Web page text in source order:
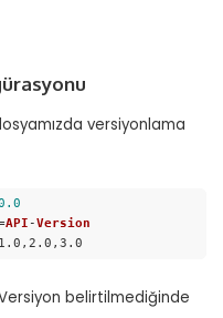
versiyonlama
.0
API -Version
belirtilmediğinde